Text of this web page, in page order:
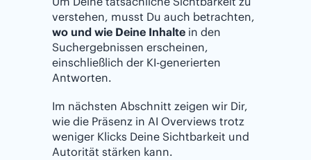
verstehen, musst Du auch betrachten,
wo und wie Deine Inhalte in den
Suchergebnissen erscheinen,
einschließlich der KI-generierten
Antworten.
Im nächsten Abschnitt zeigen wir Dir,
wie die Präsenz in AI Overviews trotz
weniger Klicks Deine Sichtbarkeit und
Autorität stärken kann.